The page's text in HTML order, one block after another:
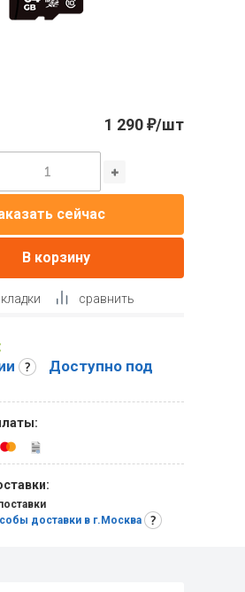
1 290 ₽/шт
сейчас
В корзину
сравнить
Доступно под
доставки в г.Москва